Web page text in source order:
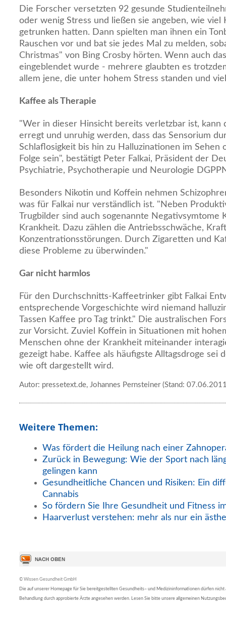
Die Forscher versetzten 92 gesunde
oder wenig Stress und ließen sie angeben, wie viel
getrunken hatten. Dann spielten man ihnen ein
Rauschen vor und bat sie jedes Mal zu melden,
Christmas" von Bing Crosby hörten. Wenn auch
eingeblendet wurde - mehrere glaubten es
allem jene, die unter hohem Stress standen und
Kaffee als Therapie
"Wer in dieser Hinsicht bereits verletzbar ist, kann
erregt und unruhig werden, dass das Sensorium
Schlaflosigkeit bis hin zu Halluzinationen im Sehen
Folge sein", bestätigt Peter Falkai, Präsident der
Psychiatrie, Psychotherapie und Neurologie
Besonders Nikotin und Koffein nehmen
was für Falkai nur verständlich ist. "Neben
Trugbilder sind auch sogenannte Negativsymtome
Krankheit. Dazu zählen die Antriebsschwäche,
Konzentrationsstörungen. Durch Zigaretten und
diese Probleme zu überwinden."
Gar nicht harmlos
Für den Durchschnitts-Kaffeetrinker gibt Falkai
entsprechende Vorgeschichte wird niemand
Tassen Kaffee pro Tag trinkt." Die australischen
zur Vorsicht. Zuviel Koffein in Situationen mit
Menschen ohne der Krankheit miteinander
gezeigt habe. Kaffee als häufigste Alltagsdroge sei
wie oft dargestellt wird.
Autor: pressetext.de, Johannes Pernsteiner (Stand:
Weitere Themen:
Was fördert die Heilung nach einer
Zurück in Bewegung: Wie der Sport nach
gelingen kann
Gesundheitliche Chancen und Risiken: Ein
Cannabis
So fördern Sie Ihre Gesundheit und Fitness
Haarverlust verstehen: mehr als nur ein
© Wissen Gesundheit GmbH
Die auf unserer Homepage für Sie bereitgestellten Gesundheits– und Medizininformationen dürfen nicht
Behandlung durch approbierte Ärzte angesehen werden. Lesen Sie bitte unsere allgemeinen